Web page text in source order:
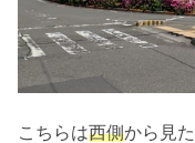
こちらは西側から見